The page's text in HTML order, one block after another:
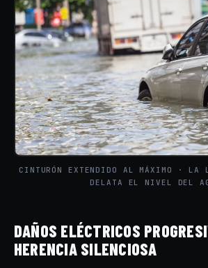
CINTURÓN EXTENDIDO AL MÁXIMO · LA
DELATA EL NIVEL DEL
DAÑOS ELÉCTRICOS
HERENCIA SILENCIOSA